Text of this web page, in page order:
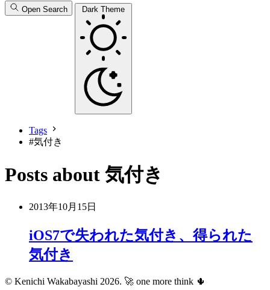
Open Search Dark Theme
Tags
#気付き
Posts about 気付き
2013年10月15日
iOS7で失われた気付き、得られた
気付き
© Kenichi Wakabayashi 2026. 🚀 one more think 🌵